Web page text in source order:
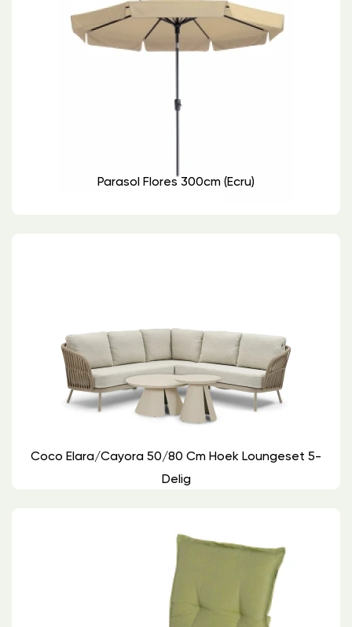
Parasol Flores 300cm (ecru)
Coco Elara/Cayora 50/80 Cm Hoek Loungeset 5-
Delig